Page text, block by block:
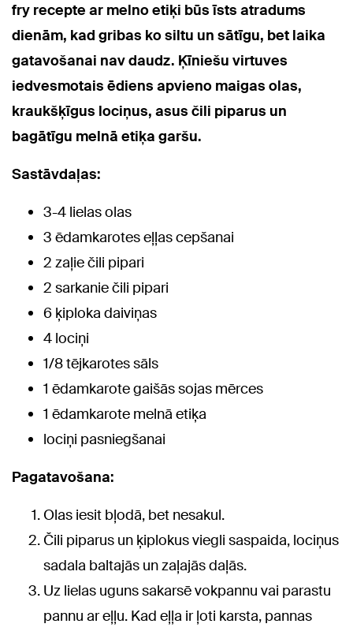
fry recepte ar melno etiķi būs īsts atradums
dienām, kad gribas ko siltu un sātīgu, bet laika
gatavošanai nav daudz. Ķīniešu virtuves
iedvesmotais ēdiens apvieno maigas olas,
kraukšķīgus lociņus, asus čili piparus un
bagātīgu melnā etiķa garšu.
Sastāvdaļas:
3-4 lielas olas
3 ēdamkarotes eļļas cepšanai
2 zaļie čili pipari
2 sarkanie čili pipari
6 ķiploka daiviņas
4 lociņi
1/8 tējkarotes sāls
1 ēdamkarote gaišās sojas mērces
1 ēdamkarote melnā etiķa
lociņi pasniegšanai
Pagatavošana:
Olas iesit bļodā, bet nesakul.
Čili piparus un ķiplokus viegli saspaida, lociņus
sadala baltajās un zaļajās daļās.
Uz lielas uguns sakarsē vokpannu vai parastu
pannu ar eļļu. Kad eļļa ir ļoti karsta, pannas